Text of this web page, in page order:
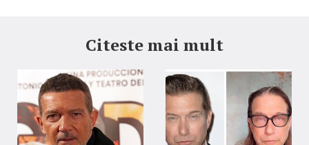
Citeste mai mult